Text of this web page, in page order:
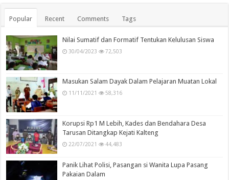
Popular Recent Comments Tags
Nilai Sumatif dan Formatif Tentukan Kelulusan Siswa
30/04/2023 72,503
Masukan Salam Dayak Dalam Pelajaran Muatan Lokal
11/11/2021 58,316
Korupsi Rp1 M Lebih, Kades dan Bendahara Desa
Tarusan Ditangkap Kejati Kalteng
22/07/2021 44,483
Panik Lihat Polisi, Pasangan si Wanita Lupa Pasang
Pakaian Dalam